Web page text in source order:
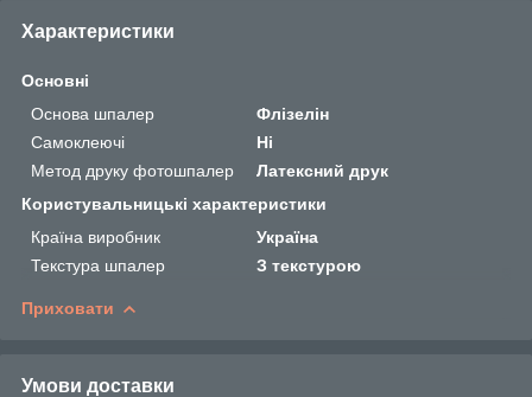
Характеристики
Основні
Основа шпалер
Флізелін
Самоклеючі
Ні
Метод друку фотошпалер
Латексний друк
Користувальницькі характеристики
Країна виробник
Україна
Текстура шпалер
З текстурою
Приховати
Умови доставки